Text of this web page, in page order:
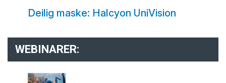
Deilig maske: Halcyon UniVision
WEBINARER: